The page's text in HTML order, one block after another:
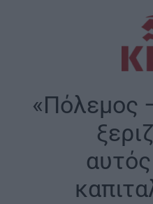
«Πόλεμος
αυτός